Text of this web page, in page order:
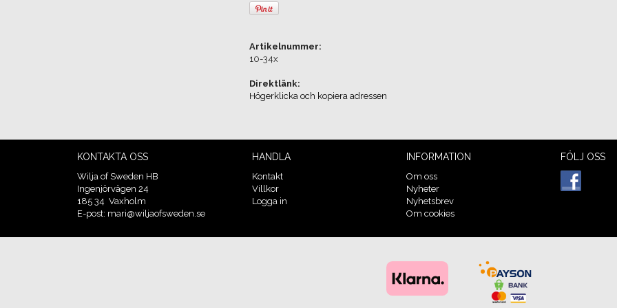
Artikelnummer:
10-34x
Direktlänk:
Högerklicka och kopiera adressen
KONTAKTA OSS
Wilja of Sweden HB
Ingenjörvägen 24
185 34 Vaxholm
E-post: mari@wiljaofsweden.se
HANDLA
Kontakt
Villkor
Logga in
INFORMATION
Om oss
Nyheter
Nyhetsbrev
Om cookies
FÖLJ OSS